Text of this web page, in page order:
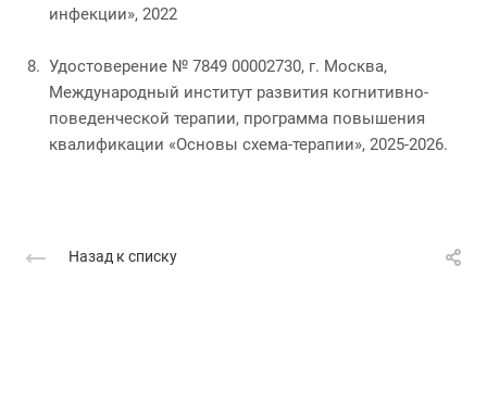
инфекции», 2022
Удостоверение № 7849 00002730, г. Москва,
Международный институт развития когнитивно-
поведенческой терапии, программа повышения
квалификации «Основы схема-терапии», 2025-2026.
Назад к списку